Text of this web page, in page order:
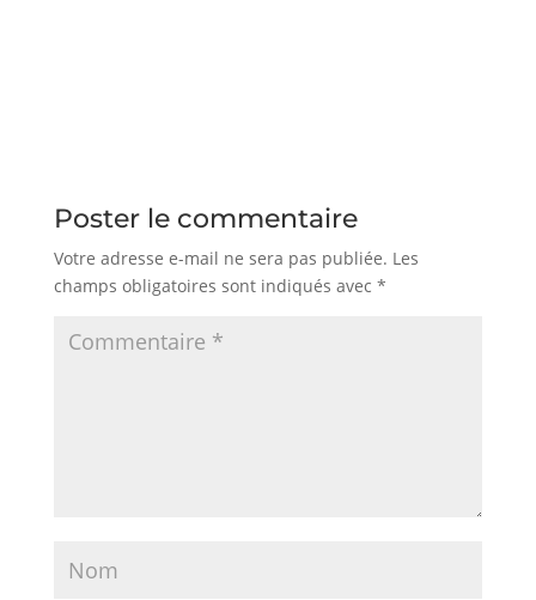
Poster le commentaire
Votre adresse e-mail ne sera pas publiée. Les
champs obligatoires sont indiqués avec *